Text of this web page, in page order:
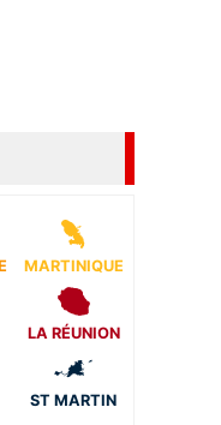
MARTINIQUE
LA RÉUNION
ST MARTIN